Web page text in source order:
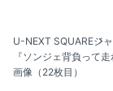
U-NEXT SQUAREジ
『ソンジェ背負って
画像（22枚目）